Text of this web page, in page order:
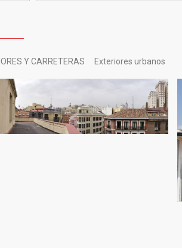
Y CARRETERAS Exteriores urbanos